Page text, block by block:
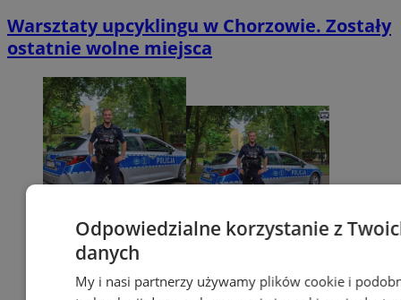
Warsztaty upcyklingu w Chorzowie. Zostały
ostatnie wolne miejsca
Odpowiedzialne korzystanie z
danych
My i nasi partnerzy używamy plików cookie i